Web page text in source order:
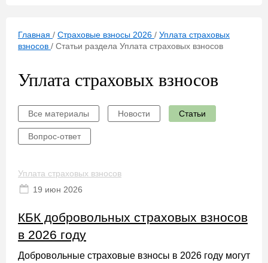
Главная / Страховые взносы 2026 / Уплата страховых
взносов / Статьи раздела Уплата страховых взносов
Уплата страховых взносов
Все материалы Новости Статьи
Вопрос-ответ
Уплата страховых взносов
19 июн 2026
КБК добровольных страховых взносов
в 2026 году
Добровольные страховые взносы в 2026 году могут